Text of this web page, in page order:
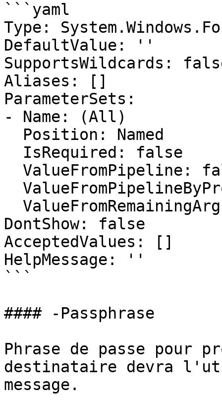
```yaml
Type:
DefaultValue: ''
SupportsWildcards:
Aliases: []
ParameterSets:
- Name: (All)
DontShow: false
AcceptedValues: []
HelpMessage: ''
```
#### -Passphrase
Phrase de passe pour
destinataire devra
message.